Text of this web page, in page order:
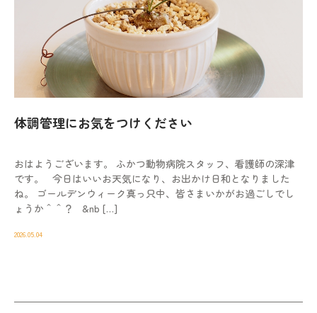
体調管理にお気をつけください
おはようございます。 ふかつ動物病院スタッフ、看護師の深津
です。 今日はいいお天気になり、お出かけ日和となりました
ね。 ゴールデンウィーク真っ只中、皆さまいかがお過ごしでし
ょうか＾＾？ &nb […]
2026.05.04